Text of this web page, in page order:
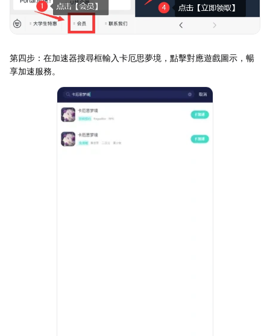
第四步：在加速器搜尋框輸入卡厄思夢境，點擊對應遊戲圖示，暢
享加速服務。